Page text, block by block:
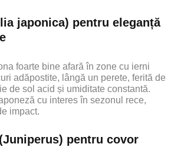
japonica) pentru eleganță
foarte bine afară în zone cu ierni
adăpostite, lângă un perete, ferită de
de sol acid și umiditate constantă.
cu interes în sezonul rece,
impact.
pentru covor